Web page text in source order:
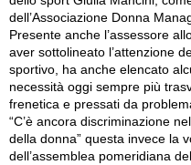
dell’Associazione Donna
Presente anche l’assessore
aver sottolineato l’attenzione
sportivo, ha anche elencato
necessità oggi sempre più
frenetica e pressati da
“C’è ancora discriminazione
della donna” questa invece la
dell’assemblea pomeridiana